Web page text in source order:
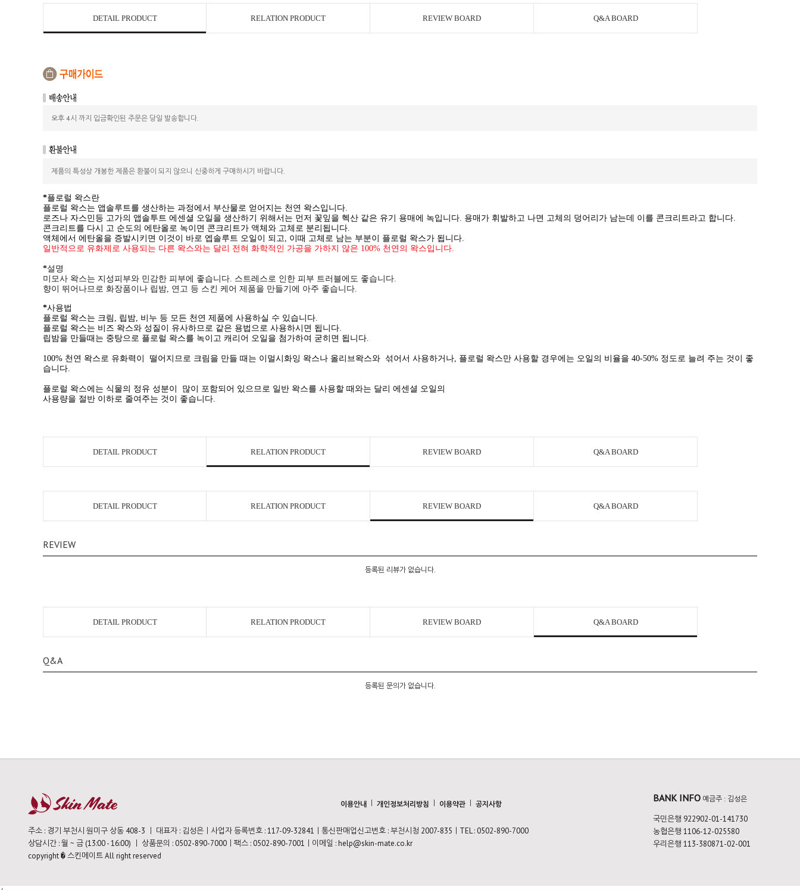
DETAIL PRODUCT RELATION PRODUCT REVIEW BOARD Q&A BOARD
오후 4시 까지 입금확인된 주문은 당일 발송합니다.
제품의 특성상 개봉한 제품은 환불이 되지 않으니 신중하게 구매하시기 바랍니다.
*플로럴 왁스란
플로럴 왁스는 앱솔루트를 생산하는 과정에서 부산물로 얻어지는 천연 왁스입니다.
로즈나 자스민등 고가의 앱솔투트 에센셜 오일을 생산하기 위해서는 먼저 꽃잎을 헥산 같은 유기 용매에 녹입니다. 용매가 휘발하고 나면 고체의 덩어리가 남는데 이를 콘크리트라고 합니다.
콘크리트를 다시 고 순도의 에탄올로 녹이면 콘크리트가 액체와 고체로 분리됩니다.
액체에서 에탄올을 증발시키면 이것이 바로 엡솔루트 오일이 되고, 이때 고체로 남는 부분이 플로럴 왁스가 됩니다.
일반적으로 유화제로 사용되는 다른 왁스와는 달리 전혀 화학적인 가공을 가하지 않은 100% 천연의 왁스입니다.
*설명
미모사 왁스는 지성피부와 민감한 피부에 좋습니다. 스트레스로 인한 피부 트러블에도 좋습니다.
향이 뛰어나므로 화장품이나 립밤, 연고 등 스킨 케어 제품을 만들기에 아주 좋습니다.
*사용법
플로럴 왁스는 크림, 립밤, 비누 등 모든 천연 제품에 사용하실 수 있습니다.
플로럴 왁스는 비즈 왁스와 성질이 유사하므로 같은 용법으로 사용하시면 됩니다.
립밤을 만들때는 중탕으로 플로럴 왁스를 녹이고 캐리어 오일을 첨가하여 굳히면 됩니다.
100% 천연 왁스로 유화력이 떨어지므로 크림을 만들 때는 이멀시화잉 왁스나 올리브왁스와 섞어서 사용하거나, 플로럴 왁스만 사용할 경우에는 오일의 비율을 40-50% 정도로 늘려 주는 것이 좋
습니다.
플로럴 왁스에는 식물의 정유 성분이 많이 포함되어 있으므로 일반 왁스를 사용할 때와는 달리 에센셜 오일의
사용량을 절반 이하로 줄여주는 것이 좋습니다.
DETAIL PRODUCT RELATION PRODUCT REVIEW BOARD Q&A BOARD
DETAIL PRODUCT RELATION PRODUCT REVIEW BOARD Q&A BOARD
REVIEW
등록된 리뷰가 없습니다.
DETAIL PRODUCT RELATION PRODUCT REVIEW BOARD Q&A BOARD
Q&A
등록된 문의가 없습니다.
이용안내 개인정보처리방침 이용약관 공지사항
주소 : 경기 부천시 원미구 상동 408-3 ㅣ 대표자 : 김성은ㅣ사업자 등록번호 : 117-09-32841ㅣ통신판매업신고번호 : 부천시청 2007-835ㅣTEL : 0502-890-7000
상담시간 : 월 ~ 금 (13:00 - 16:00) ㅣ 상품문의 : 0502-890-7000ㅣ팩스 : 0502-890-7001ㅣ이메일 : help@skin-mate.co.kr
copyright � 스킨메이트 All right reserved
BANK INFO 예금주 : 김성은
국민은행 922902-01-141730
농협은행 1106-12-025580
우리은행 113-380871-02-001